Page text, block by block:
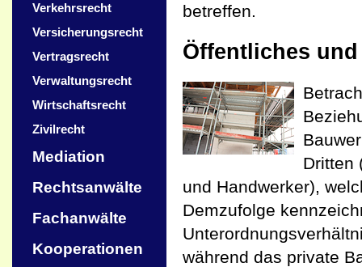
Verkehrsrecht
Versicherungsrecht
Vertragsrecht
Verwaltungsrecht
Wirtschaftsrecht
Zivilrecht
Mediation
Rechtsanwälte
Fachanwälte
Kooperationen
betreffen.
Öffentliches
Dritten
und Handwerker),
Demzufolge
während das private